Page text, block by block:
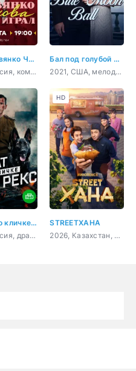
Как Деревянко Чехова играл
2026, Россия, комедия
Бал под голубой луной
2021, США, мелодрама
Солдат по кличке Рекс
2025, Россия, драма, военный
STREETХАНА
2026, Казахстан, комедия
HD